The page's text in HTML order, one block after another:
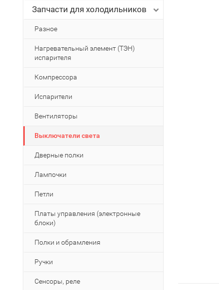
Запчасти для холодильников
Разное
Нагревательный элемент (ТЭН)
испарителя
Компрессора
Испарители
Вентиляторы
Выключатели света
Дверные полки
Лампочки
Петли
Платы управления (электронные
блоки)
Полки и обрамления
Ручки
Сенсоры, реле